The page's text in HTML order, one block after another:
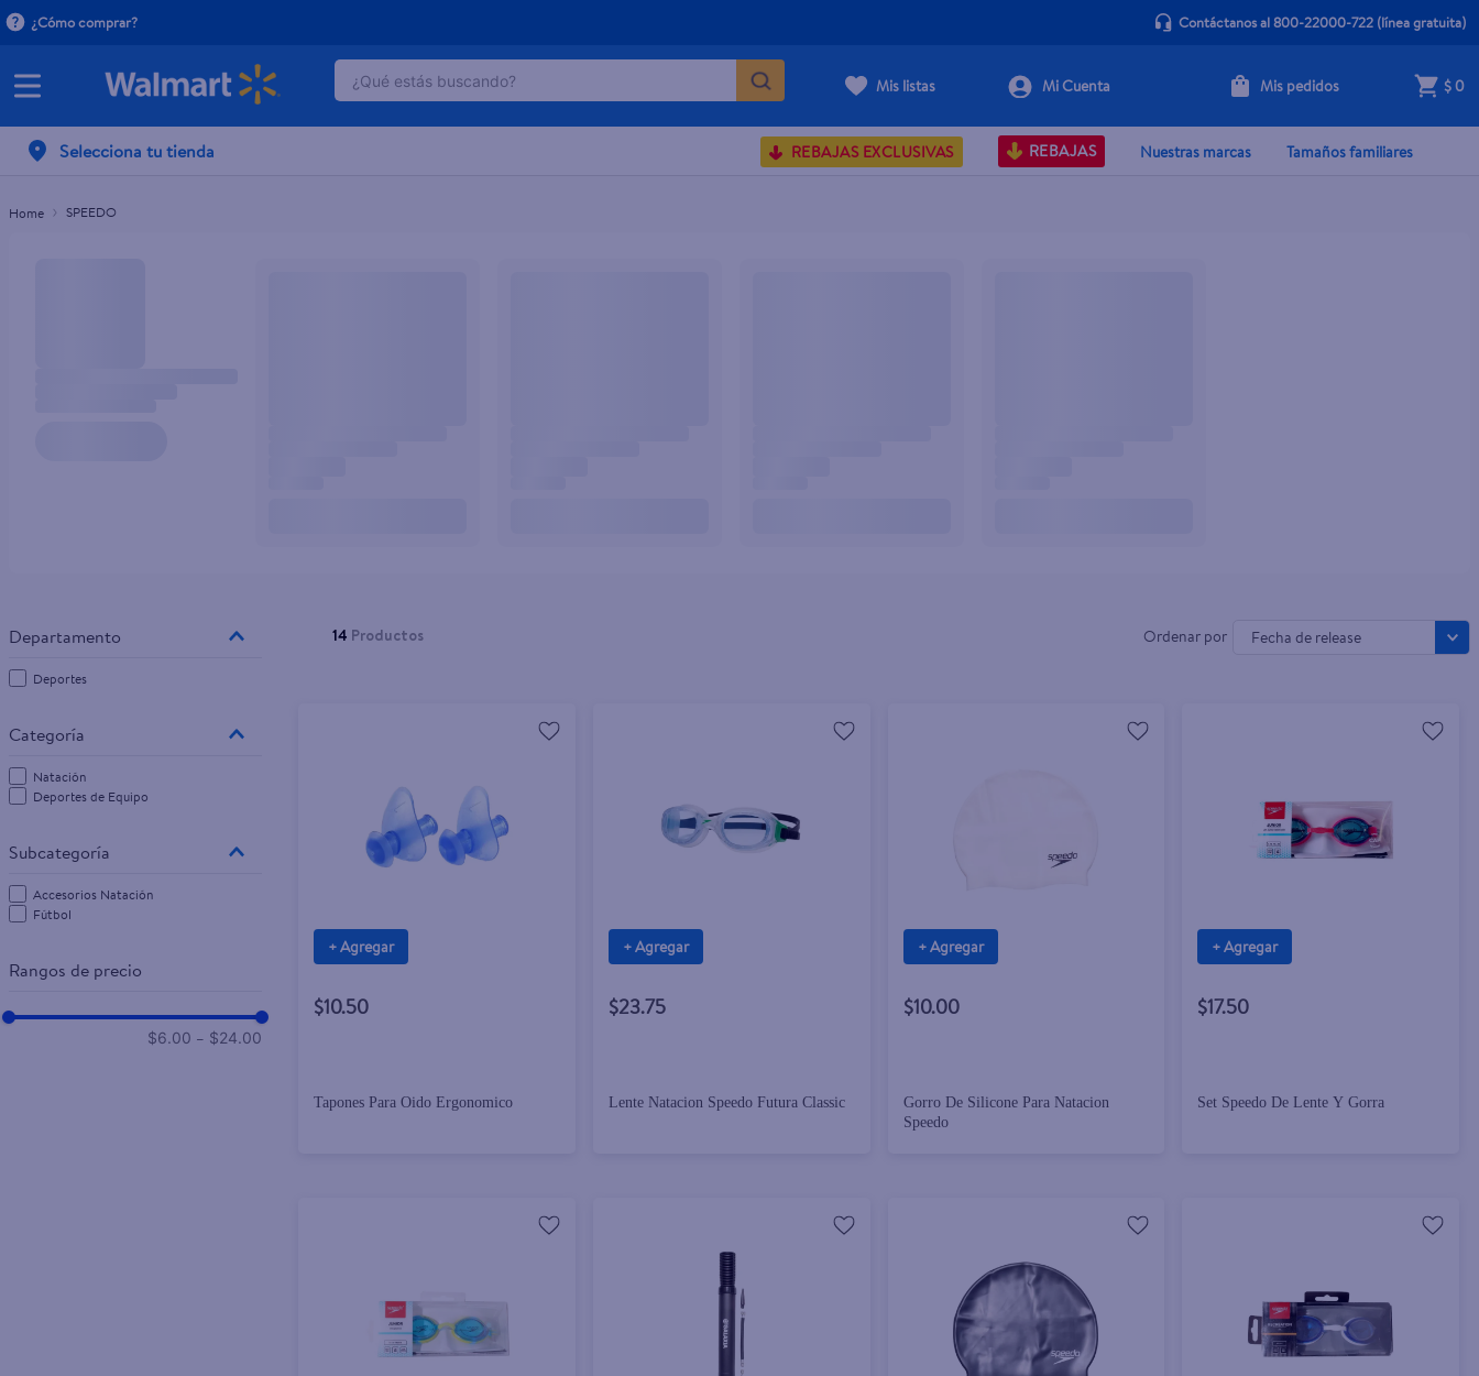
¿Cómo comprar? Contáctanos al 800-22000-722(línea gratuita)
¿Qué estás buscando?
Mis listas Mis pedidos $ 0
Selecciona tu tienda REBAJAS EXCLUSIVAS REBAJAS Nuestras marcas Tamaños familiares
SPEEDO
Deportes
Natación
Deportes de Equipo
Accesorios Natación
Fútbol
Rangos de precio
$6.00 – $24.00
14 Productos Fecha de release
+ Agregar
$10.50
Tapones Para Oido Ergonomico
+ Agregar
$23.75
Lente Natacion Speedo Futura Classic
+ Agregar
$10.00
Gorro De Silicone Para Natacion
Speedo
+ Agregar
$17.50
Set Speedo De Lente Y Gorra
TÉRMINOS MÁS BUSCADOS